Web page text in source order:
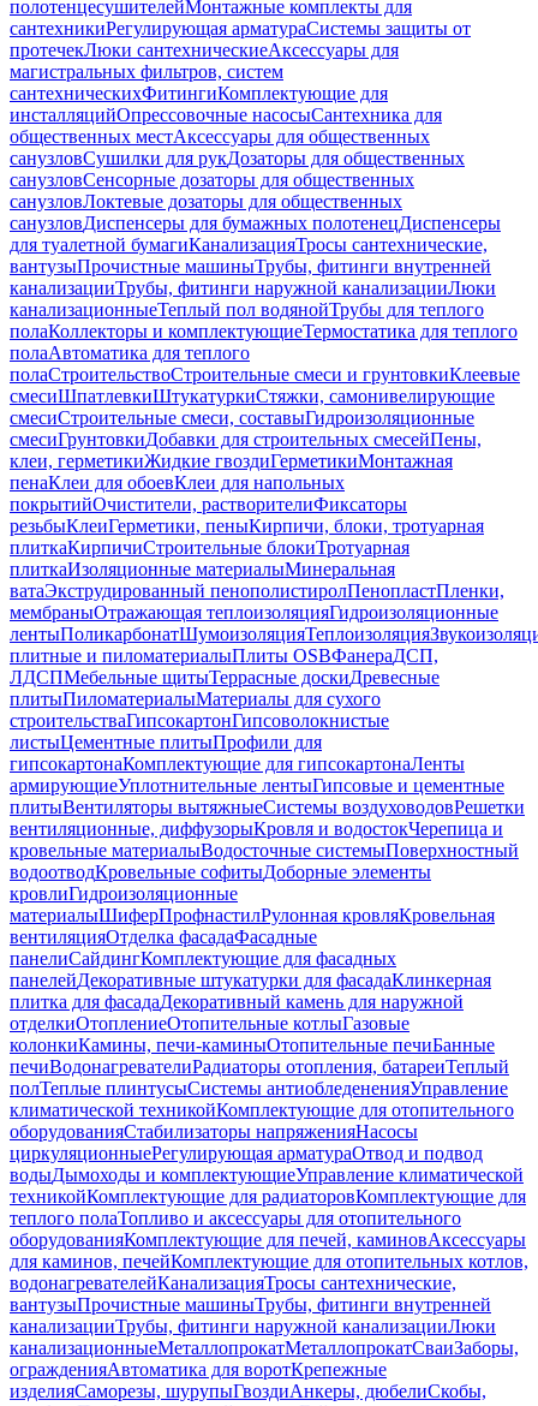
полотенцесушителейМонтажные комплекты для
сантехникиРегулирующая арматураСистемы защиты от
протечекЛюки сантехническиеАксессуары для
магистральных фильтров, систем
сантехническихФитингиКомплектующие для
инсталляцийОпрессовочные насосыСантехника для
общественных местАксессуары для общественных
санузловСушилки для рукДозаторы для общественных
санузловСенсорные дозаторы для общественных
санузловЛоктевые дозаторы для общественных
санузловДиспенсеры для бумажных полотенецДиспенсеры
для туалетной бумагиКанализацияТросы сантехнические,
вантузыПрочистные машиныТрубы, фитинги внутренней
канализацииТрубы, фитинги наружной канализацииЛюки
канализационныеТеплый пол водянойТрубы для теплого
полаКоллекторы и комплектующиеТермостатика для теплого
полаАвтоматика для теплого
полаСтроительствоСтроительные смеси и грунтовкиКлеевые
смесиШпатлевкиШтукатуркиСтяжки, самонивелирующие
смесиСтроительные смеси, составыГидроизоляционные
смесиГрунтовкиДобавки для строительных смесейПены,
клеи, герметикиЖидкие гвоздиГерметикиМонтажная
пенаКлеи для обоевКлеи для напольных
покрытийОчистители, растворителиФиксаторы
резьбыКлеиГерметики, пеныКирпичи, блоки, тротуарная
плиткаКирпичиСтроительные блокиТротуарная
плиткаИзоляционные материалыМинеральная
ватаЭкструдированный пенополистиролПенопластПленки,
мембраныОтражающая теплоизоляцияГидроизоляционные
лентыПоликарбонатШумоизоляцияТеплоизоляция
плитные и пиломатериалыПлиты OSBФанераДСП,
ЛДСПМебельные щитыТеррасные доскиДревесные
плитыПиломатериалыМатериалы для сухого
строительстваГипсокартонГипсоволокнистые
листыЦементные плитыПрофили для
гипсокартонаКомплектующие для гипсокартонаЛенты
армирующиеУплотнительные лентыГипсовые и цементные
плитыВентиляторы вытяжныеСистемы воздуховодовРешетки
вентиляционные, диффузорыКровля и водостокЧерепица и
кровельные материалыВодосточные системыПоверхностный
водоотводКровельные софитыДоборные элементы
кровлиГидроизоляционные
материалыШиферПрофнастилРулонная кровляКровельная
вентиляцияОтделка фасадаФасадные
панелиСайдингКомплектующие для фасадных
панелейДекоративные штукатурки для фасадаКлинкерная
плитка для фасадаДекоративный камень для наружной
отделкиОтоплениеОтопительные котлыГазовые
колонкиКамины, печи-каминыОтопительные печиБанные
печиВодонагревателиРадиаторы отопления, батареиТеплый
полТеплые плинтусыСистемы антиобледененияУправление
климатической техникойКомплектующие для отопительного
оборудованияСтабилизаторы напряженияНасосы
циркуляционныеРегулирующая арматураОтвод и подвод
водыДымоходы и комплектующиеУправление климатической
техникойКомплектующие для радиаторовКомплектующие для
теплого полаТопливо и аксессуары для отопительного
оборудованияКомплектующие для печей, каминовАксессуары
для каминов, печейКомплектующие для отопительных котлов,
водонагревателейКанализацияТросы сантехнические,
вантузыПрочистные машиныТрубы, фитинги внутренней
канализацииТрубы, фитинги наружной канализацииЛюки
канализационныеМеталлопрокатМеталлопрокатСваиЗаборы,
огражденияАвтоматика для воротКрепежные
изделияСаморезы, шурупыГвоздиАнкеры, дюбелиСкобы,